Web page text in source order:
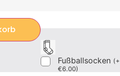
Fußballsocken (+
€6.00)